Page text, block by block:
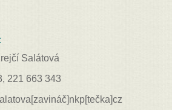
Salátová
221 663 343